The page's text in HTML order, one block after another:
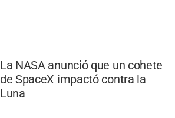
La NASA anunció que un cohete
de SpaceX impactó contra la
Luna